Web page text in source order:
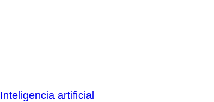
Inteligencia artificial